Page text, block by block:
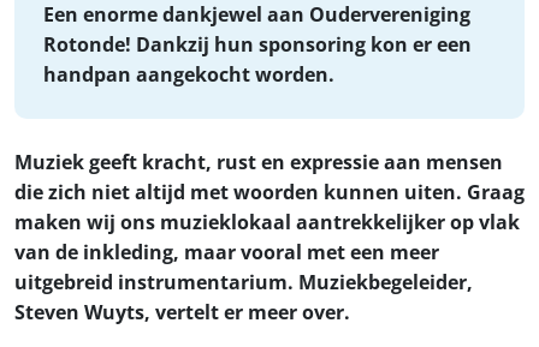
Een enorme dankjewel aan Oudervereniging
Rotonde! Dankzij hun sponsoring kon er een
handpan aangekocht worden.
Muziek geeft kracht, rust en expressie aan mensen
die zich niet altijd met woorden kunnen uiten. Graag
maken wij ons muzieklokaal aantrekkelijker op vlak
van de inkleding, maar vooral met een meer
uitgebreid instrumentarium. Muziekbegeleider,
Steven Wuyts, vertelt er meer over.